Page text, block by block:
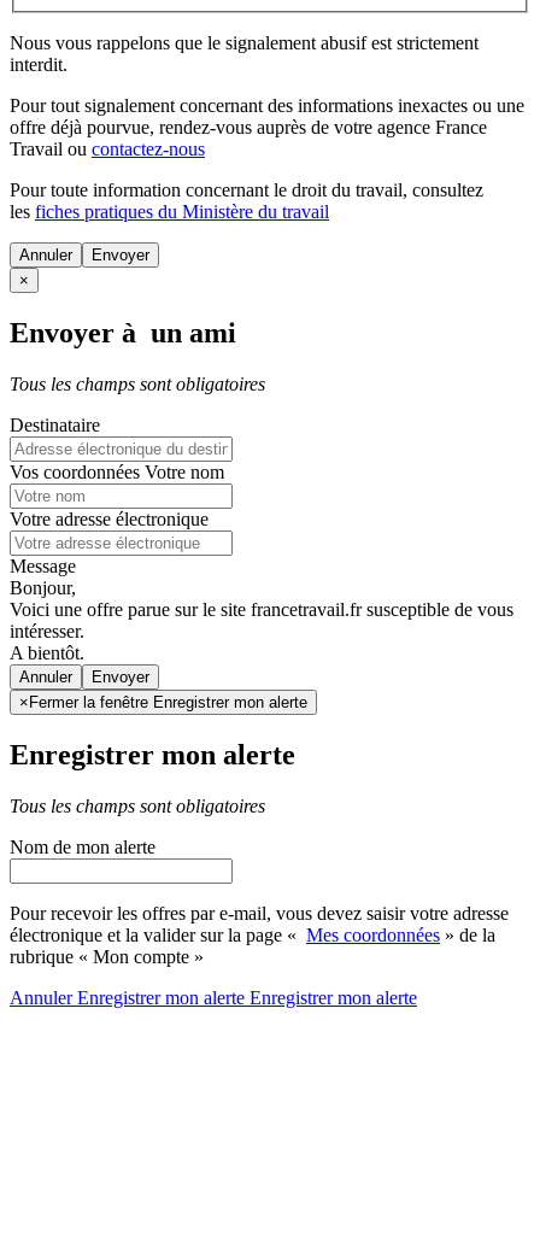
Nous vous rappelons que le signalement abusif est strictement
interdit.
Pour tout signalement concernant des informations inexactes ou une
offre déjà pourvue, rendez-vous auprès de votre agence France
Travail ou contactez-nous
Pour toute information concernant le droit du travail, consultez
les fiches pratiques du Ministère du travail
Annuler
×
Envoyer à un ami
Tous les champs sont obligatoires
Destinataire
Vos coordonnées Votre nom
Votre adresse électronique
Message
Bonjour,
Voici une offre parue sur le site francetravail.fr susceptible de vous
intéresser.
A bientôt.
Annuler
× Fermer la fenêtre Enregistrer mon alerte
Enregistrer mon alerte
Tous les champs sont obligatoires
Nom de mon alerte
Pour recevoir les offres par e-mail, vous devez saisir votre adresse
électronique et la valider sur la page « Mes coordonnées » de la
rubrique « Mon compte »
AnnulerEnregistrer mon alerte Enregistrermon alerte